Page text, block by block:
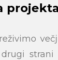
projekta